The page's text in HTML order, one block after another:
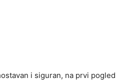
i siguran, na prvi